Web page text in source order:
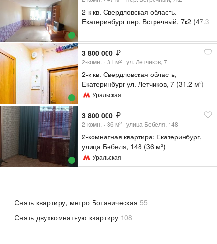
2-к кв. Свердловская область,
Екатеринбург пер. Встречный, 7к2 (47.3
3 800 000
2-комн. 31 м2 ул. Летчиков, 7
2-к кв. Свердловская область,
Екатеринбург ул. Летчиков, 7 (31.2 м²)
Уральская
3 800 000
2-комн. 36 м2 улица Бебеля, 148
2-комнатная квартира: Екатеринбург,
улица Бебеля, 148 (36 м²)
Уральская
Снять квартиру, метро Ботаническая 55
Снять двухкомнатную квартиру 108